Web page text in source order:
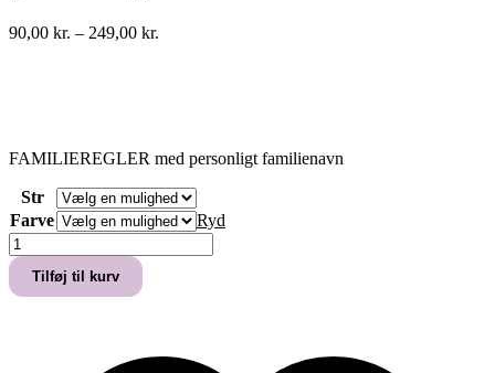
90,00 kr. – 249,00 kr.
FAMILIEREGLER med personligt familienavn
Str
Farve
Ryd
FAMILIEREGLER
med
personligt
familienavn
Tilføj til kurv